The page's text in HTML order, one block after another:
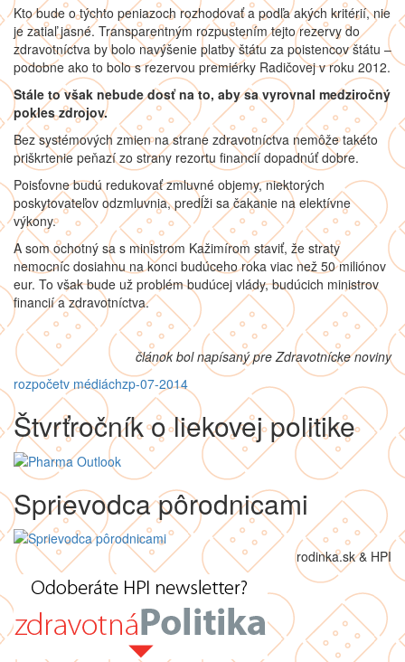
Kto bude o týchto peniazoch rozhodovať a podľa akých kritérií, nie
je zatiaľ jasné. Transparentným rozpustením tejto rezervy do
zdravotníctva by bolo navýšenie platby štátu za poistencov štátu –
podobne ako to bolo s rezervou premiérky Radičovej v roku 2012.
Stále to však nebude dosť na to, aby sa vyrovnal medziročný
pokles zdrojov.
Bez systémových zmien na strane zdravotníctva nemôže takéto
priškrtenie peňazí zo strany rezortu financií dopadnúť dobre.
Poisťovne budú redukovať zmluvné objemy, niektorých
poskytovateľov odzmluvnia, predĺži sa čakanie na elektívne
výkony.
A som ochotný sa s ministrom Kažimírom staviť, že straty
nemocníc dosiahnu na konci budúceho roka viac než 50 miliónov
eur. To však bude už problém budúcej vlády, budúcich ministrov
financií a zdravotníctva.
článok bol napísaný pre Zdravotnícke noviny
rozpočetv médiáchzp-07-2014
Štvrťročník o liekovej politike
Sprievodca pôrodnicami
rodinka.sk & HPI